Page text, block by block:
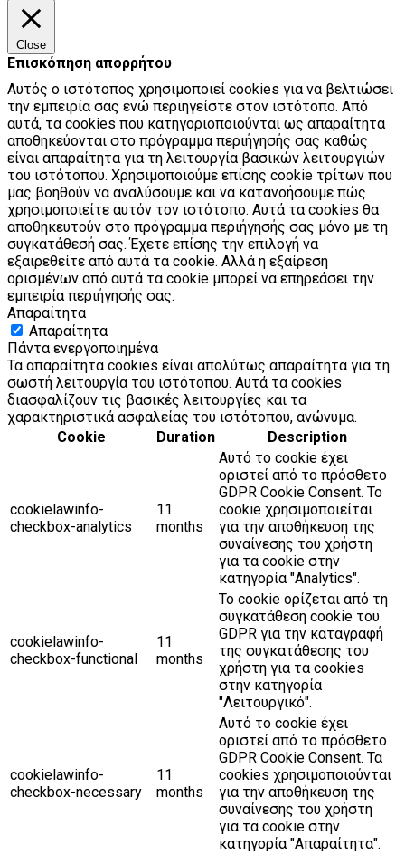
Close
Επισκόπηση απορρήτου
Αυτός ο ιστότοπος χρησιμοποιεί cookies για να βελτιώσει
την εμπειρία σας ενώ περιηγείστε στον ιστότοπο. Από
αυτά, τα cookies που κατηγοριοποιούνται ως απαραίτητα
αποθηκεύονται στο πρόγραμμα περιήγησής σας καθώς
είναι απαραίτητα για τη λειτουργία βασικών λειτουργιών
του ιστότοπου. Χρησιμοποιούμε επίσης cookie τρίτων που
μας βοηθούν να αναλύσουμε και να κατανοήσουμε πώς
χρησιμοποιείτε αυτόν τον ιστότοπο. Αυτά τα cookies θα
αποθηκευτούν στο πρόγραμμα περιήγησής σας μόνο με τη
συγκατάθεσή σας. Έχετε επίσης την επιλογή να
εξαιρεθείτε από αυτά τα cookie. Αλλά η εξαίρεση
ορισμένων από αυτά τα cookie μπορεί να επηρεάσει την
εμπειρία περιήγησής σας.
Απαραίτητα
Απαραίτητα
Πάντα ενεργοποιημένα
Τα απαραίτητα cookies είναι απολύτως απαραίτητα για τη
σωστή λειτουργία του ιστότοπου. Αυτά τα cookies
διασφαλίζουν τις βασικές λειτουργίες και τα
χαρακτηριστικά ασφαλείας του ιστότοπου, ανώνυμα.
Cookie
Duration Description
cookielawinfo-
checkbox-analytics
11
months
Αυτό το cookie έχει
οριστεί από το πρόσθετο
GDPR Cookie Consent. Το
cookie χρησιμοποιείται
για την αποθήκευση της
συναίνεσης του χρήστη
για τα cookie στην
κατηγορία "Analytics".
cookielawinfo-
checkbox-functional
11
months
Το cookie ορίζεται από τη
συγκατάθεση cookie του
GDPR για την καταγραφή
της συγκατάθεσης του
χρήστη για τα cookies
στην κατηγορία
"Λειτουργικό".
cookielawinfo-
checkbox-necessary
11
months
Αυτό το cookie έχει
οριστεί από το πρόσθετο
GDPR Cookie Consent. Τα
cookies χρησιμοποιούνται
για την αποθήκευση της
συναίνεσης του χρήστη
για τα cookie στην
κατηγορία "Απαραίτητα".